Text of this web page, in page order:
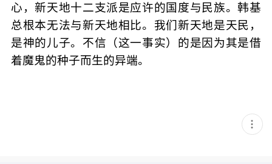
心，新天地十二支派是应许的国度与民族。韩基
总根本无法与新天地相比。我们新天地是天民，
是神的儿子。不信（这一事实）的是因为其是借
着魔鬼的种子而生的异端。
현
재